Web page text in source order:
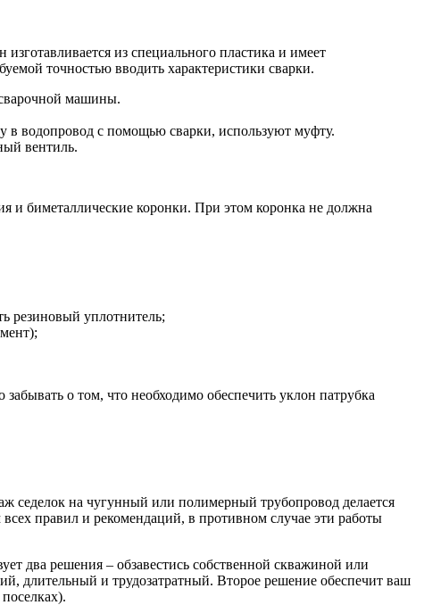
из специального пластика и имеет
точностью вводить характеристики сварки.
машины.
в водопровод с помощью сварки, используют муфту.
вентиль.
и биметаллические коронки. При этом коронка не должна
резиновый уплотнитель;
о том, что необходимо обеспечить уклон патрубка
седелок на чугунный или полимерный трубопровод делается
правил и рекомендаций, в противном случае эти работы
два решения – обзавестись собственной скважиной или
длительный и трудозатратный. Второе решение обеспечит ваш